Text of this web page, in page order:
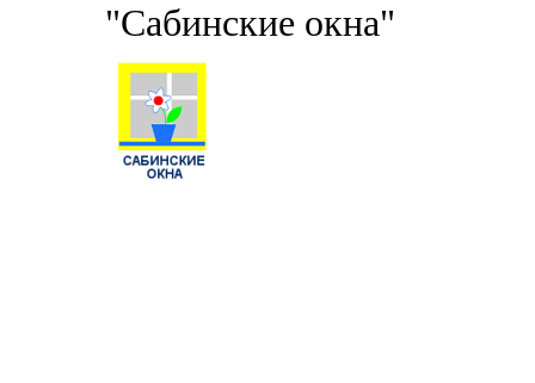
"Сабинские окна"